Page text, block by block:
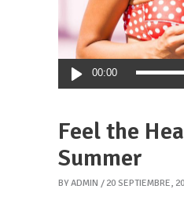
Reproductor
de
00:00
Feel the
Summer
BY ADMIN 20 SEPTIEMBRE,